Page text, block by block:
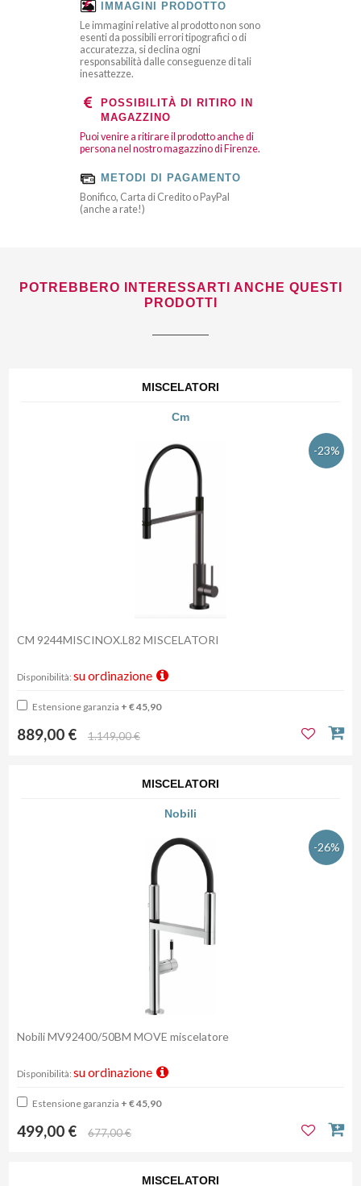
IMMAGINI PRODOTTO
Le immagini relative al prodotto non sono
esenti da possibili errori tipografici o di
accuratezza, si declina ogni
responsabilità dalle conseguenze di tali
inesattezze.
POSSIBILITÀ DI RITIRO IN
MAGAZZINO
Puoi venire a ritirare il prodotto anche di
persona nel nostro magazzino di Firenze.
METODI DI PAGAMENTO
Bonifico, Carta di Credito o PayPal
(anche a rate!)
POTREBBERO INTERESSARTI ANCHE QUESTI
PRODOTTI
MISCELATORI
Cm
-23%
CM 9244MISCINOX.L82 MISCELATORI
Disponibilità: su ordinazione
Estensione garanzia + € 45,90
889,00 € 1.149,00 €
MISCELATORI
Nobili
-26%
Nobili MV92400/50BM MOVE miscelatore
Disponibilità: su ordinazione
Estensione garanzia + € 45,90
499,00 € 677,00 €
MISCELATORI